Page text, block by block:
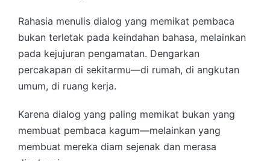
Rahasia menulis dialog yang memikat pembaca
bukan terletak pada keindahan bahasa, melainkan
pada kejujuran pengamatan. Dengarkan
percakapan di sekitarmu—di rumah, di angkutan
umum, di ruang kerja.
Karena dialog yang paling memikat bukan yang
membuat pembaca kagum—melainkan yang
membuat mereka diam sejenak dan merasa